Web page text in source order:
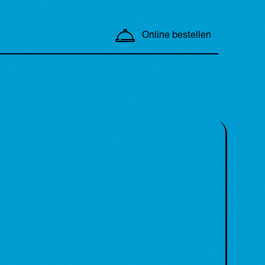
Online bestellen